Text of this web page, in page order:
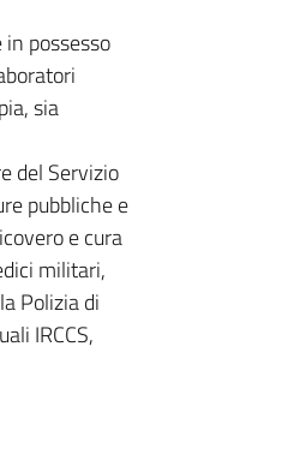
possesso
sia
del Servizio
pubbliche e
e cura
militari,
Polizia di
IRCCS,